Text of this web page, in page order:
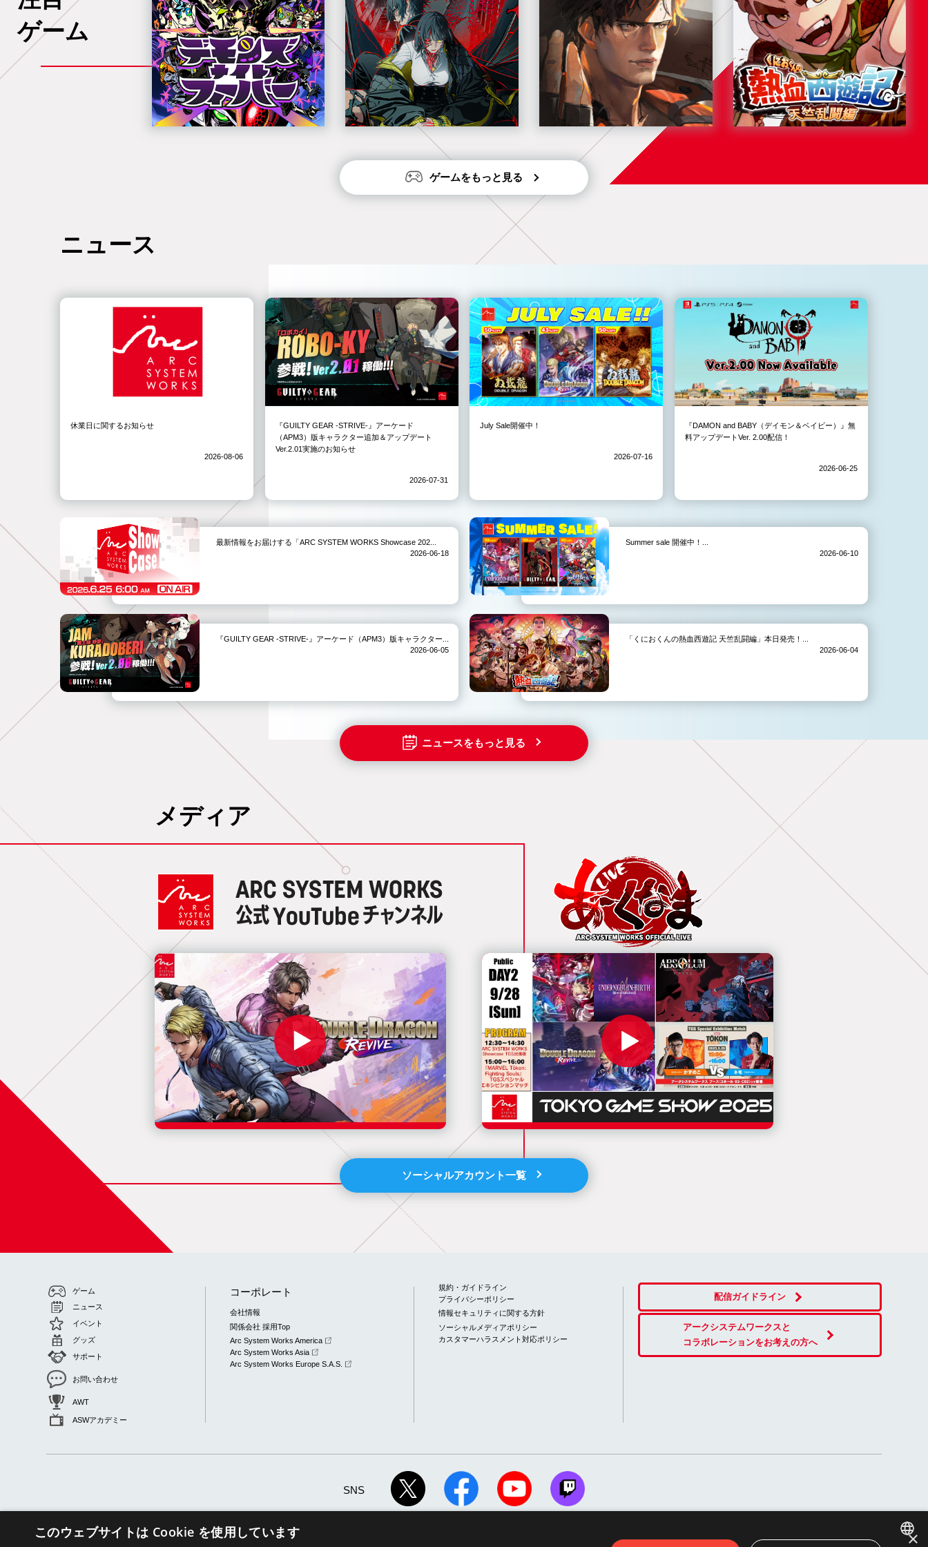
ゲーム
ゲームをもっと見る
ニュース
休業日に関するお知らせ
2026-08-06
『GUILTY GEAR -STRIVE-』アーケード
（APM3）版キャラクター追加＆アップデート
Ver.2.01実施のお知らせ
2026-07-31
July Sale開催中！
2026-07-16
『DAMON and BABY（デイモン＆ベイビー）』無
料アップデートVer. 2.00配信！
2026-06-25
最新情報をお届けする「ARC SYSTEM WORKS Showcase 202...
2026-06-18
Summer sale 開催中！...
2026-06-10
『GUILTY GEAR -STRIVE-』アーケード（APM3）版キャラクター...
2026-06-05
「くにおくんの熱血西遊記 天竺乱闘編」本日発売！...
2026-06-04
ニュースをもっと見る
メディア
ソーシャルアカウント一覧
ゲーム
ニュース
イベント
グッズ
サポート
お問い合わせ
AWT
ASWアカデミー
コーポレート
会社情報
関係会社 採用Top
Arc System Works America
Arc System Works Asia
Arc System Works Europe S.A.S.
規約・ガイドライン
プライバシーポリシー
情報セキュリティに関する方針
ソーシャルメディアポリシー
カスタマーハラスメント対応ポリシー
配信ガイドライン
アークシステムワークスと
コラボレーションをお考えの方へ
SNS
×
このウェブサイトは Cookie を使用しています